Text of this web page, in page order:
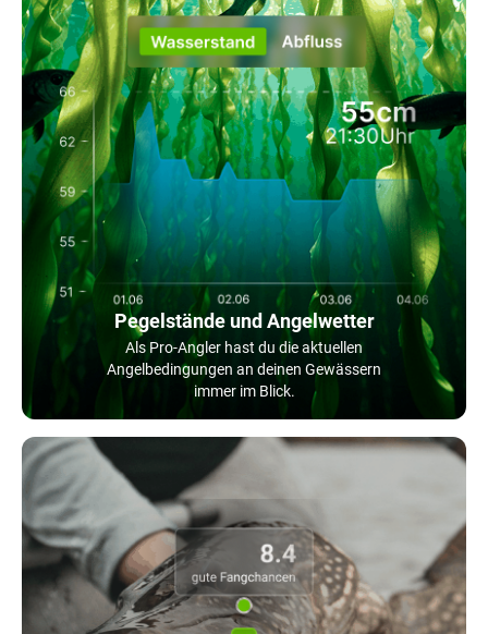
Pegelstände und Angelwetter
Als Pro-Angler hast du die aktuellen
Angelbedingungen an deinen Gewässern
immer im Blick.